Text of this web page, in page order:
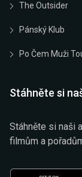
The Outsider
Pánský Klub
Po Čem Muži
Stáhněte si
Stáhněte si naši
filmům a